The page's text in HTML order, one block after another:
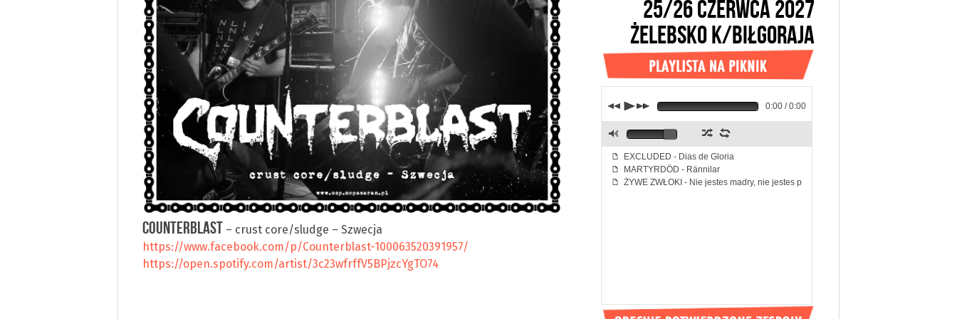
COUNTERBLAST – crust core/sludge – Szwecja
https://www.facebook.com/p/Counterblast-100063520391957/
https://open.spotify.com/artist/3c23wfrffV5BPjzcYgTO74
25/26 CZERWCA 2027
ŻELEBSKO k/BIŁGORAJA
p
j k 0:00 / 0:00
f EXCLUDED - Dias de Gloria
f MARTYRDÖD - Rännilar
f ŻYWE ZWŁOKI - Nie jestes madry, nie jestes piekny
M z l